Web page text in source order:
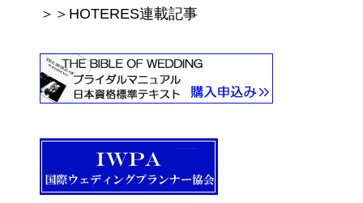
＞＞HOTERES連載記事